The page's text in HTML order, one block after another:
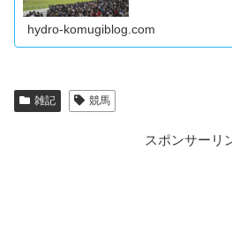
hydro-komugiblog.com
雑記 競馬
スポンサーリ